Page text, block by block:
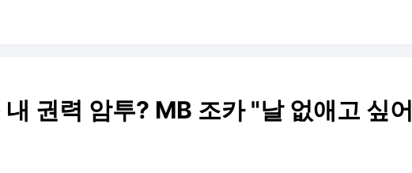
권력 암투? MB 조카 "날 없애고 싶어